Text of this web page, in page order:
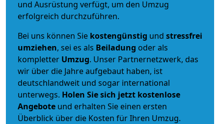
und Ausrüstung verfügt, um den Umzug
erfolgreich durchzuführen.
Bei uns können Sie kostengünstig und stressfrei
umziehen, sei es als Beiladung oder als
kompletter Umzug. Unser Partnernetzwerk, das
wir über die Jahre aufgebaut haben, ist
deutschlandweit und sogar international
unterwegs. Holen Sie sich jetzt kostenlose
Angebote und erhalten Sie einen ersten
Überblick über die Kosten für Ihren Umzug.